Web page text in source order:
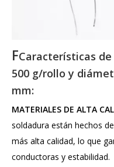
FCaracterísticas de
500 g/rollo y
mm:
MATERIALES DE ALTA
soldadura están hechos
más alta calidad, lo que
conductoras y estabilidad.